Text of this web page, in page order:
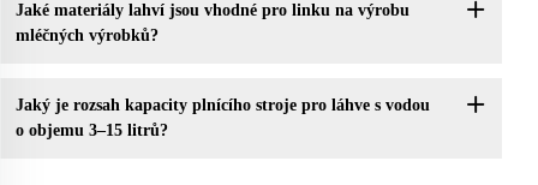
Jaké materiály lahví jsou vhodné pro linku na výrobu
mléčných výrobků?
Jaký je rozsah kapacity plnícího stroje pro láhve s vodou
o objemu 3–15 litrů?